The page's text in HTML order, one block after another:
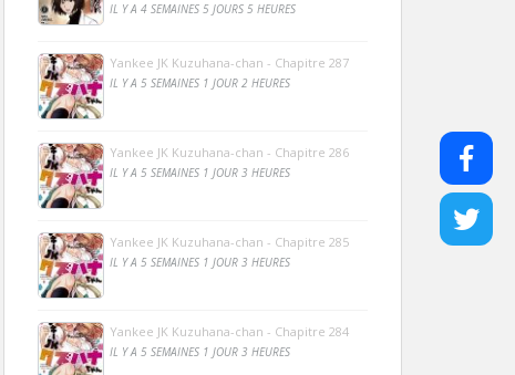
IL Y A 4 SEMAINES 5 JOURS 5 HEURES
Yankee JK Kuzuhana-chan - Chapitre 287
IL Y A 5 SEMAINES 1 JOUR 2 HEURES
Yankee JK Kuzuhana-chan - Chapitre 286
IL Y A 5 SEMAINES 1 JOUR 3 HEURES
Yankee JK Kuzuhana-chan - Chapitre 285
IL Y A 5 SEMAINES 1 JOUR 3 HEURES
Yankee JK Kuzuhana-chan - Chapitre 284
IL Y A 5 SEMAINES 1 JOUR 3 HEURES